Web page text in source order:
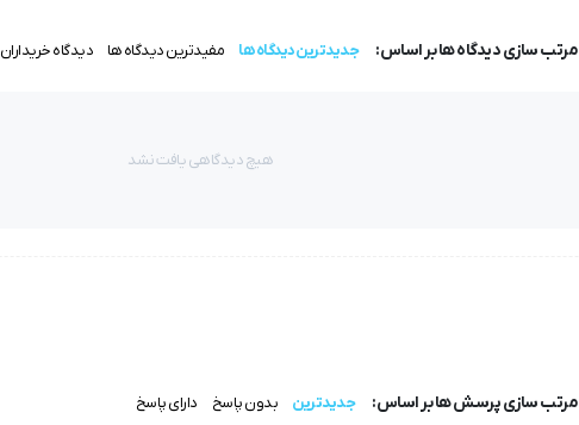
مرتب سازی دیدگاه ها بر اساس: جدیدترین دیدگاه ها مفیدترین دیدگاه ها دیدگاه خریداران
هیچ دیدگاهی یافت نشد
مرتب سازی پرسش ها بر اساس: جدیدترین بدون پاسخ دارای پاسخ